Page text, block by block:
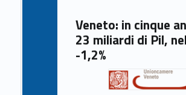
Veneto: in cinque
23 miliardi di Pil,
-1,2%